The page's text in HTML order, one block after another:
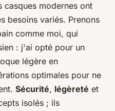
casques modernes ont
besoins variés. Prenons
comme moi, qui
: j'ai opté pour un
légère en
optimales pour ne
Sécurité, légèreté et
isolés ; ils